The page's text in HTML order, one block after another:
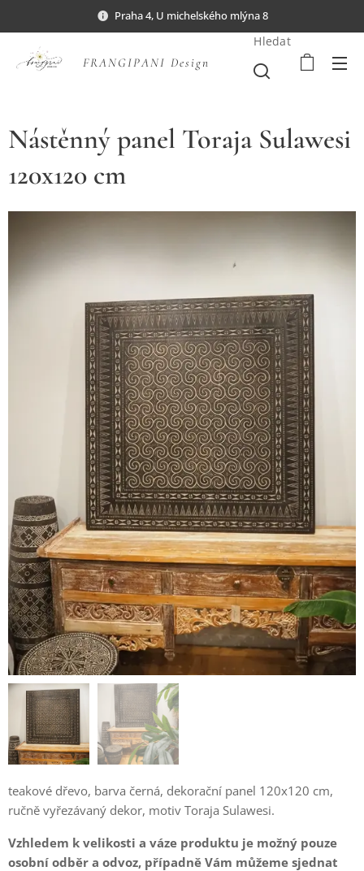
Praha 4, U michelského mlýna 8
FRANGIPANI Design
Hledat
Nástěnný panel Toraja Sulawesi
120x120 cm
teakové dřevo, barva černá, dekorační panel 120x120 cm,
ručně vyřezávaný dekor, motiv Toraja Sulawesi.
Vzhledem k velikosti a váze produktu je možný pouze
osobní odběr a odvoz, případně Vám můžeme sjednat